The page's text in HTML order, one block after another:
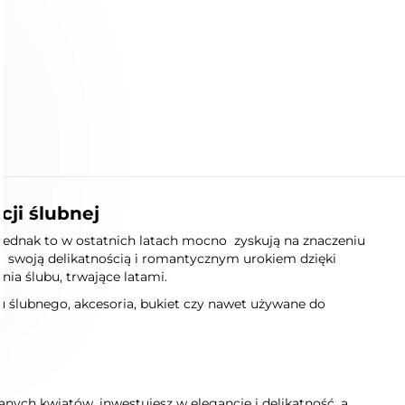
ślubnej
to w ostatnich latach mocno zyskują na znaczeniu
swoją delikatnością i romantycznym urokiem dzięki
ślubu, trwające latami.
ślubnego, akcesoria, bukiet czy nawet używane do